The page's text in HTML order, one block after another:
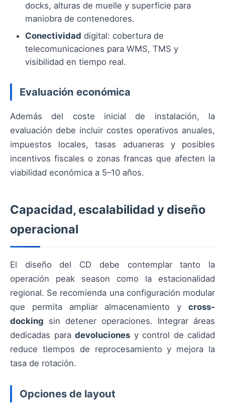
docks, alturas de muelle y superficie para
maniobra de contenedores.
Conectividad digital: cobertura de
telecomunicaciones para WMS, TMS y
visibilidad en tiempo real.
Evaluación económica
Además del coste inicial de instalación, la
evaluación debe incluir costes operativos anuales,
impuestos locales, tasas aduaneras y posibles
incentivos fiscales o zonas francas que afecten la
viabilidad económica a 5–10 años.
Capacidad, escalabilidad y diseño
operacional
El diseño del CD debe contemplar tanto la
operación peak season como la estacionalidad
regional. Se recomienda una configuración modular
que permita ampliar almacenamiento y cross-
docking sin detener operaciones. Integrar áreas
dedicadas para devoluciones y control de calidad
reduce tiempos de reprocesamiento y mejora la
tasa de rotación.
Opciones de layout